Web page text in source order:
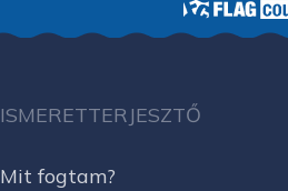
ISMERETTERJESZTŐ
Mit fogtam?